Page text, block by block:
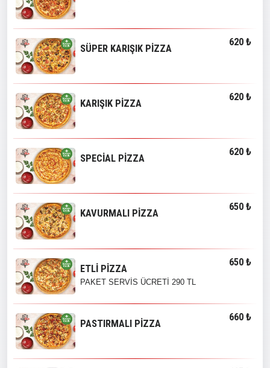
SÜPER KARIŞIK PİZZA
620 ₺
KARIŞIK PİZZA
620 ₺
SPECİAL PİZZA
620 ₺
KAVURMALI PİZZA
650 ₺
ETLİ PİZZA
650 ₺
PAKET SERVİS ÜCRETİ 290 TL
PASTIRMALI PİZZA
660 ₺